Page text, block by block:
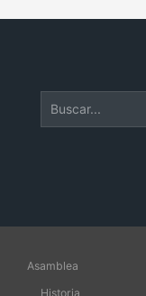
Asamblea
Historia